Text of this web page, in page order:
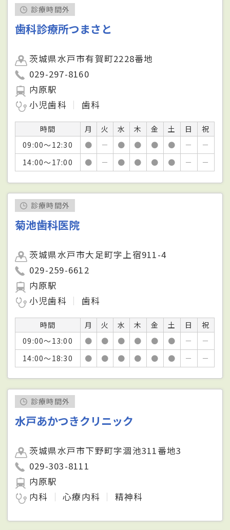
診療時間外
歯科診療所つまさと
茨城県水戸市有賀町2228番地
029-297-8160
内原駅
小児歯科
歯科
時間 月 火 水 木 金 土 日
祝
09:00～12:30
● － ● ● ● ● －
－
14:00～17:00
● － ● ● ● ● － －
診療時間外
菊池歯科医院
茨城県水戸市大足町字上宿911-4
029-259-6612
内原駅
小児歯科
歯科
時間 月 火 水 木 金 土 日
祝
09:00～13:00
● ● ● ● ● ● －
－
14:00～18:30
● ● ● ● ● ● － －
診療時間外
水戸あかつきクリニック
茨城県水戸市下野町字涸池311番地3
029-303-8111
内原駅
内科
心療内科 精神科